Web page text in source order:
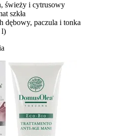
świeży i cytrusowy
szkła
dębowy, paczula i tonka
l)